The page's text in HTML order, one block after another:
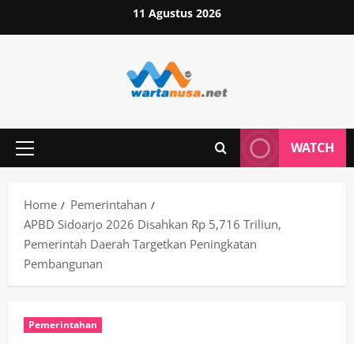
to
11 Agustus 2026
Primary
WATCH
Home
Pemerintahan
APBD Sidoarjo 2026 Disahkan Rp 5,716 Triliun,
Pemerintah Daerah Targetkan Peningkatan
Pembangunan
Pemerintahan